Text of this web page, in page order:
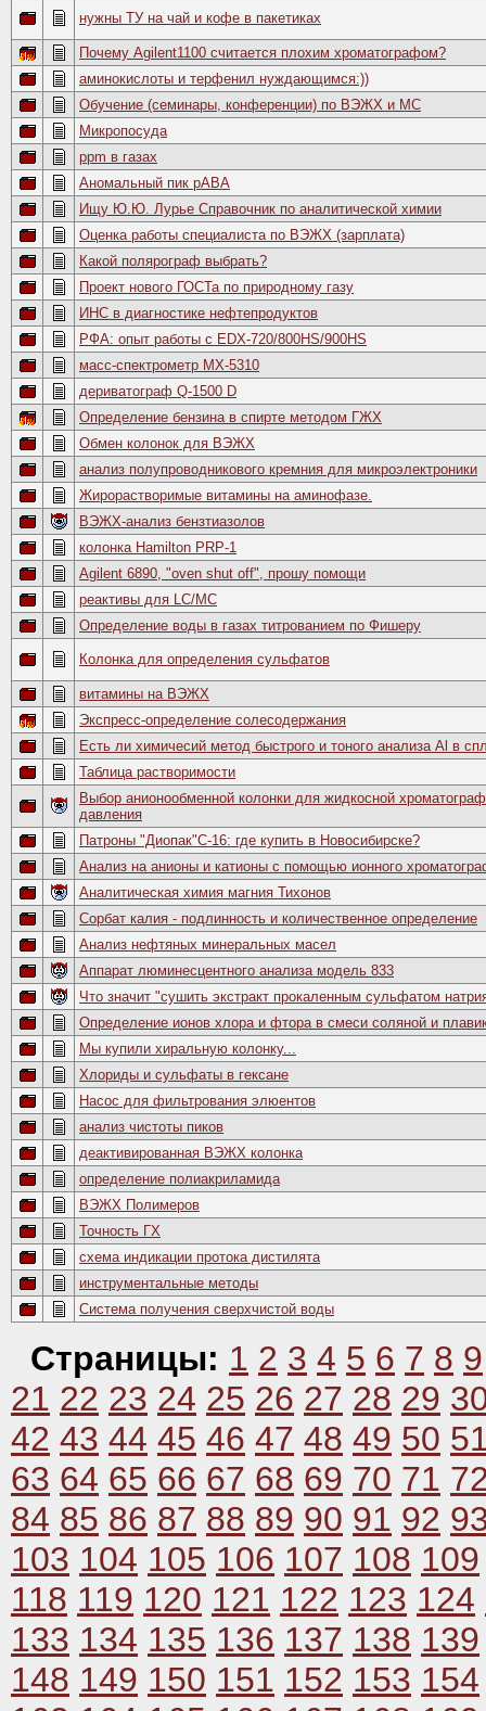
нужны ТУ на чай и кофе в пакетиках
Почему Agilent1100 считается плохим хроматографом?
аминокислоты и терфенил нуждающимся:))
Обучение (семинары, конференции) по ВЭЖХ и МС
Микропосуда
ppm в газах
Аномальный пик рАВА
Ищу Ю.Ю. Лурье Справочник по аналитической химии
Оценка работы специалиста по ВЭЖХ (зарплата)
Какой полярограф выбрать?
Проект нового ГОСТа по природному газу
ИНС в диагностике нефтепродуктов
РФА: опыт работы с EDX-720/800HS/900HS
масс-спектрометр МХ-5310
дериватограф Q-1500 D
Определение бензина в спирте методом ГЖХ
Обмен колонок для ВЭЖХ
анализ полупроводникового кремния для микроэлектроники
Жирорастворимые витамины на аминофазе.
ВЭЖХ-анализ бензтиазолов
колонка Hamilton PRP-1
Agilent 6890, "oven shut off", прошу помощи
реактивы для LC/MC
Определение воды в газах титрованием по Фишеру
Колонка для определения сульфатов
витамины на ВЭЖХ
Экспресс-определение солесодержания
Есть ли химичесий метод быстрого и тоного анализа Al в
Таблица растворимости
Выбор анионообменной колонки для жидкосной
давления
Патроны "Диопак"С-16: где купить в Новосибирске?
Анализ на анионы и катионы с помощью ионного
Аналитическая химия магния Тихонов
Сорбат калия - подлинность и количественное определение
Анализ нефтяных минеральных масел
Аппарат люминесцентного анализа модель 833
Что значит "сушить экстракт прокаленным сульфатом
Определение ионов хлора и фтора в смеси соляной и
Мы купили хиральную колонку...
Хлориды и сульфаты в гексане
Насос для фильтрования элюентов
анализ чистоты пиков
деактивированная ВЭЖХ колонка
определение полиакриламида
ВЭЖХ Полимеров
Точность ГХ
схема индикации протока дистилята
инструментальные методы
Система получения сверхчистой воды
Страницы: 1 2 3 4 5 6 7 8 9
21 22 23 24 25 26 27 28 29
42 43 44 45 46 47 48 49 50
63 64 65 66 67 68 69 70 71
84 85 86 87 88 89 90 91 92
103 104 105 106 107 108 109
118 119 120 121 122 123 124
133 134 135 136 137 138 139
148 149 150 151 152 153 154